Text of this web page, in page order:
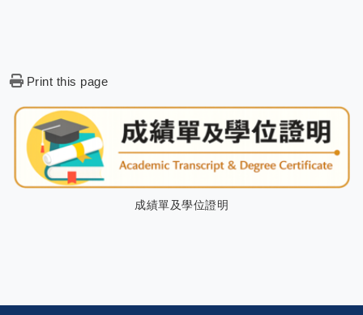
Print this page
成績單及學位證明